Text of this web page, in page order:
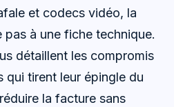
et codecs vidéo, la
pas à une fiche technique.
détaillent les compromis
qui tirent leur épingle du
la facture sans